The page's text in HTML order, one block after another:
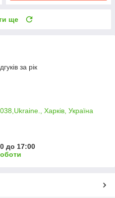
ще
за рік
Харків, Україна
до 17:00